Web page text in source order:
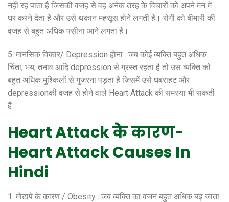
नहीं रह पाता है जिसकी वजह से वह अनेक तरह के विचारों को अपने मन में
घर करने देता है और उसे थकान महसूस होने लगती है। रोगी को बीमारी की
वजह से बहुत अधिक पसीना आने लगता है।
5. मानसिक विकार/ Depression होना : जब कोई व्यक्ति बहुत अधिक
चिंता, भय, तनाव आदि depression से ग्रस्त रहता है तो उस व्यक्ति को
बहुत अधिक मुश्किलों से गुजरना पड़ता है जिसमें उसे घबराहट और
depressionकी वजह से होने वाले Heart Attack की समस्या भी सकती
है।
Heart Attack के कारण-
Heart Attack Causes In
Hindi
1. मोटापे के कारण / Obesity : जब व्यक्ति का वजन बहुत अधिक बढ़ जाता